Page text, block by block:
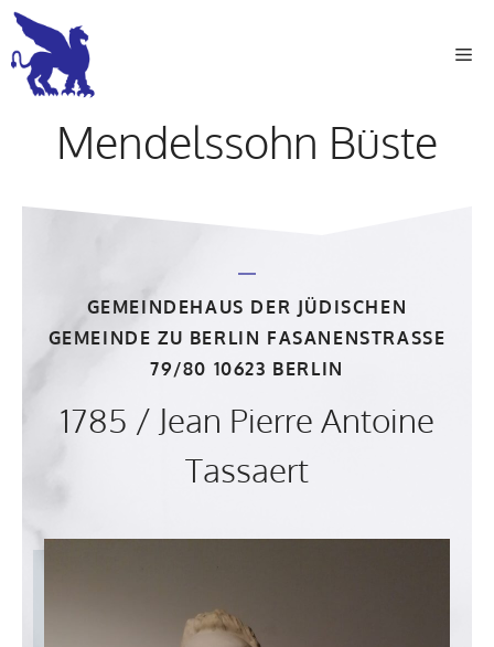
Zum
Inhalt
springen
Mendelssohn Büste
GEMEINDEHAUS DER JÜDISCHEN
GEMEINDE ZU BERLIN FASANENSTRASSE 7
9/80 10623 BERLIN
1785 / Jean Pierre Antoine
Tassaert